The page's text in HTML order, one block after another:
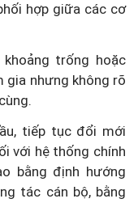
hợp giữa các cơ
trống hoặc
gia nhưng không rõ
tiếp tục đổi mới
với hệ thống chính
bằng định hướng
tác cán bộ, bằng